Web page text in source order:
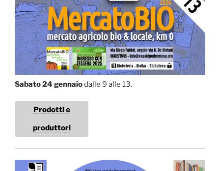
Sabato 24 gennaiodalle 9 alle 13.
Prodotti e
produttori